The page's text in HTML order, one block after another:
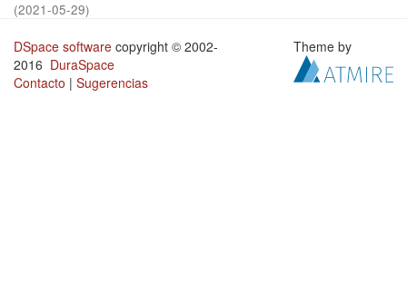
(2021-05-29)
DSpace software copyright © 2002-
2016 DuraSpace
Contacto | Sugerencias
Theme by